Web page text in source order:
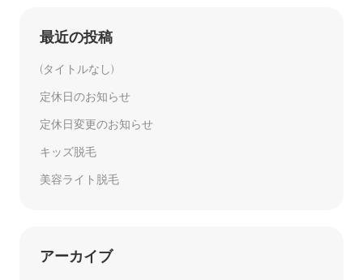
最近の投稿
(タイトルなし)
定休日のお知らせ
定休日変更のお知らせ
キッズ脱毛
美容ライト脱毛
アーカイブ